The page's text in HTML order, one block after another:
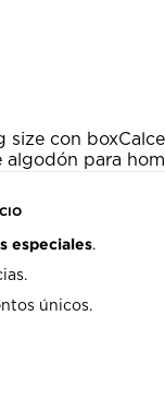
size con box
algodón para
especiales.
únicos.